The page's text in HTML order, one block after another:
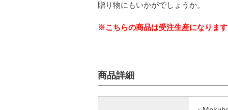
贈り物にもいかがでしょうか。
※こちらの商品は受注生産になりま
商品詳細